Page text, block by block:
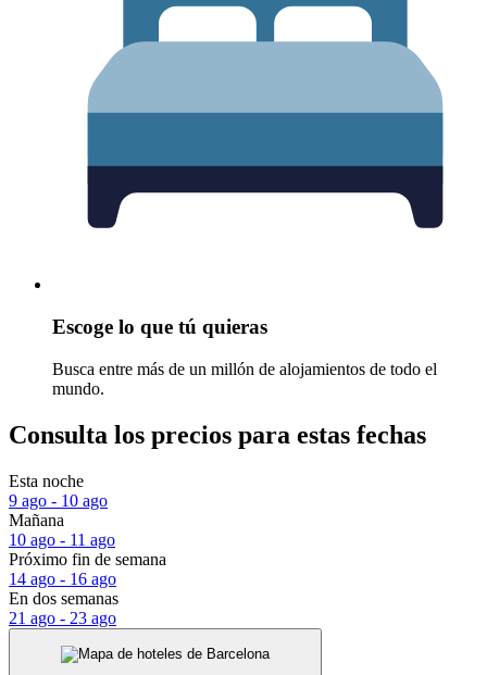
Escoge lo que tú quieras
Busca entre más de un millón de alojamientos de todo el
mundo.
Consulta los precios para estas fechas
Esta noche
9 ago - 10 ago
Mañana
10 ago - 11 ago
Próximo fin de semana
14 ago - 16 ago
En dos semanas
21 ago - 23 ago